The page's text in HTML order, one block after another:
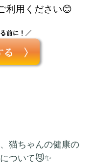
利用ください😊
猫ちゃんの健康の
ついて😼✨